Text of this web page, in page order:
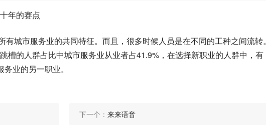
年的赛点
城市服务业的共同特征。而且，很多时候人员是在不同的工种之间流转。
槽的人群占比中城市服务业从业者占41.9%，在选择新职业的人群中，有
业的另一职业。
下一个： 来来语音